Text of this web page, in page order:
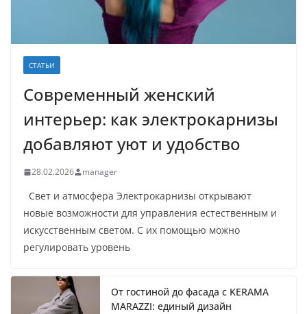
СТАТЬИ
Современный женский
интерьер: как электрокарнизы
добавляют уют и удобство
28.02.2026 manager
Свет и атмосфера Электрокарнизы открывают
новые возможности для управления естественным и
искусственным светом. С их помощью можно
регулировать уровень
От гостиной до фасада с KERAMA
MARAZZI: единый дизайн